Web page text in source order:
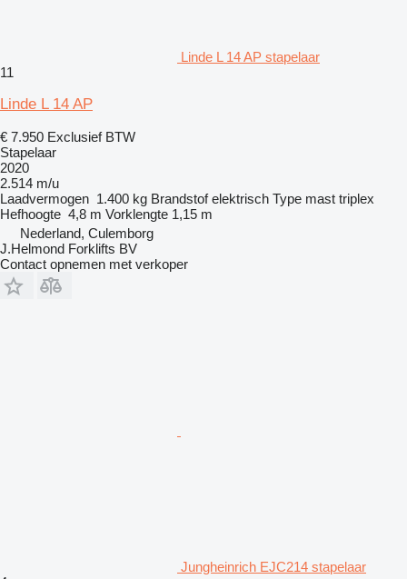
Linde L 14 AP stapelaar
11
Linde L 14 AP
€ 7.950 Exclusief BTW
Stapelaar
2020
2.514 m/u
Laadvermogen 1.400 kg Brandstof elektrisch Type mast triplex
Hefhoogte 4,8 m Vorklengte 1,15 m
Nederland, Culemborg
J.Helmond Forklifts BV
Contact opnemen met verkoper
Jungheinrich EJC214 stapelaar